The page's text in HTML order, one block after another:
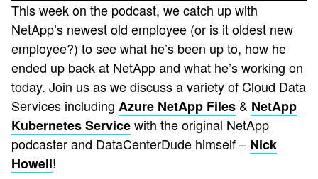
This week on the podcast, we catch up with
NetApp’s newest old employee (or is it oldest new
employee?) to see what he’s been up to, how he
ended up back at NetApp and what he’s working on
today. Join us as we discuss a variety of Cloud Data
Services including Azure NetApp Files & NetApp
Kubernetes Servicewith the original NetApp
podcaster and DataCenterDude himself – Nick
Howell!